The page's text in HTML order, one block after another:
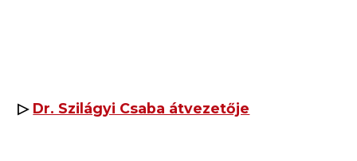
▷ Dr. Szilágyi Csaba átvezetője